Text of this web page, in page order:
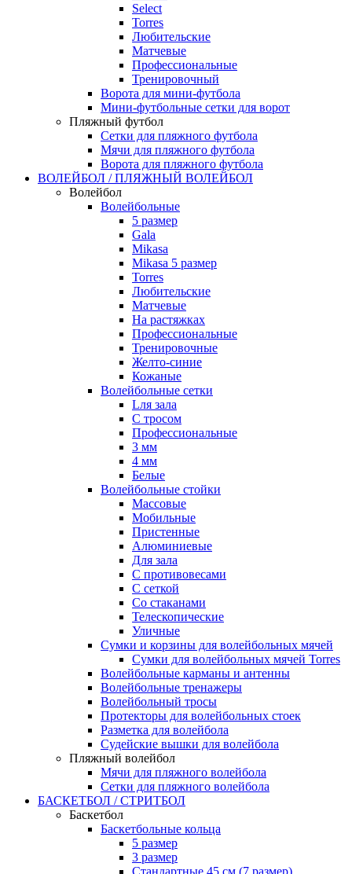
Select
Torres
Любительские
Матчевые
Профессиональные
Тренировочный
Ворота для мини-футбола
Мини-футбольные сетки для ворот
Пляжный футбол
Сетки для пляжного футбола
Мячи для пляжного футбола
Ворота для пляжного футбола
ВОЛЕЙБОЛ / ПЛЯЖНЫЙ ВОЛЕЙБОЛ
Волейбол
Волейбольные
5 размер
Gala
Mikasa
Mikasa 5 размер
Torres
Любительские
Матчевые
На растяжках
Профессиональные
Тренировочные
Желто-синие
Кожаные
Волейбольные сетки
Lля зала
C тросом
Профессиональные
3 мм
4 мм
Белые
Волейбольные стойки
Массовые
Мобильные
Пристенные
Алюминиевые
Для зала
С противовесами
С сеткой
Со стаканами
Телескопические
Уличные
Сумки и корзины для волейбольных мячей
Сумки для волейбольных мячей Torres
Волейбольные карманы и антенны
Волейбольные тренажеры
Волейбольный тросы
Протекторы для волейбольных стоек
Разметка для волейбола
Судейские вышки для волейбола
Пляжный волейбол
Мячи для пляжного волейбола
Сетки для пляжного волейбола
БАСКЕТБОЛ / СТРИТБОЛ
Баскетбол
Баскетбольные кольца
5 размер
3 размер
Стандартные 45 см (7 размер)